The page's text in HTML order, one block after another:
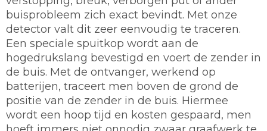
buisprobleem zich exact bevindt. Met onze
detector valt dit zeer eenvoudig te traceren.
Een speciale spuitkop wordt aan de
hogedrukslang bevestigd en voert de zender in
de buis. Met de ontvanger, werkend op
batterijen, traceert men boven de grond de
positie van de zender in de buis. Hiermee
wordt een hoop tijd en kosten gespaard, men